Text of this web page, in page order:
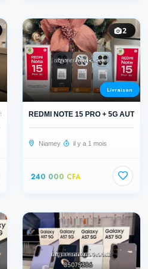
AUTHENTI...
2
Livraison
REDMI NOTE 15 PRO + 5G
Niamey il y a 1 mois
240 000 CFA